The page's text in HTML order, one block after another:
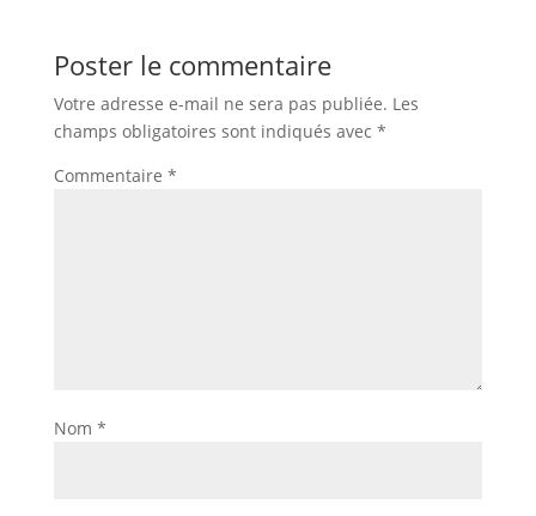
Poster le commentaire
Votre adresse e-mail ne sera pas publiée. Les
champs obligatoires sont indiqués avec *
Commentaire *
Nom *